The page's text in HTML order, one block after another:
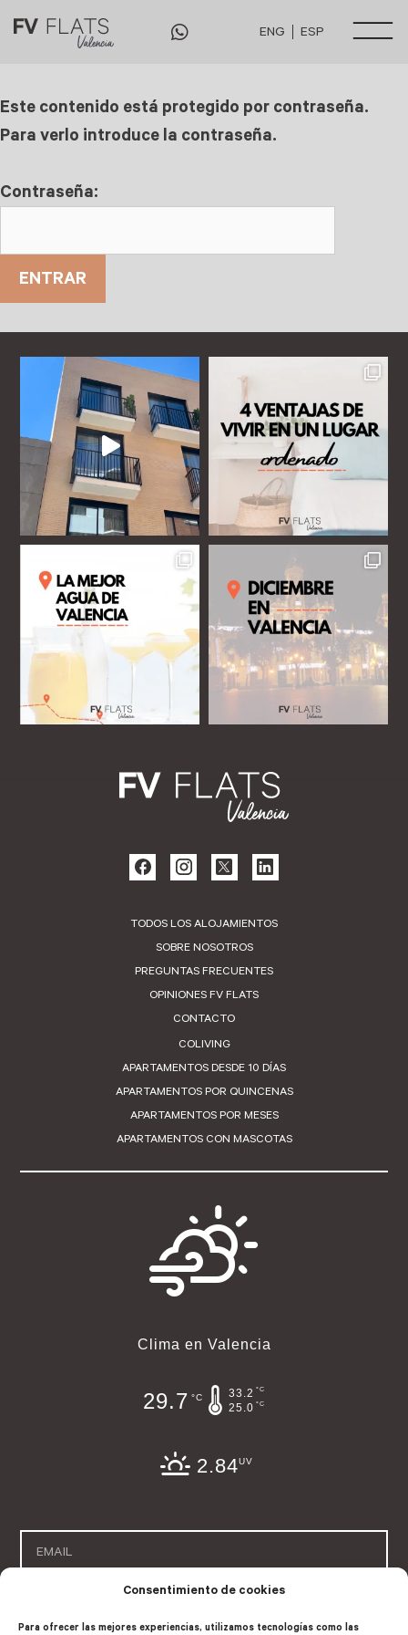
Consentimiento de cookies
Para ofrecer las mejores experiencias, utilizamos tecnologías como las
ENG ESP
Este contenido está protegido por contraseña.
Para verlo introduce la contraseña.
Contraseña:
TODOS LOS ALOJAMIENTOS
SOBRE NOSOTROS
PREGUNTAS FRECUENTES
OPINIONES FV FLATS
CONTACTO
COLIVING
APARTAMENTOS DESDE 10 DÍAS
APARTAMENTOS POR QUINCENAS
APARTAMENTOS POR MESES
APARTAMENTOS CON MASCOTAS
Clima en Valencia
29.7 °C 33.2 °C
25.0 °C
2.84UV